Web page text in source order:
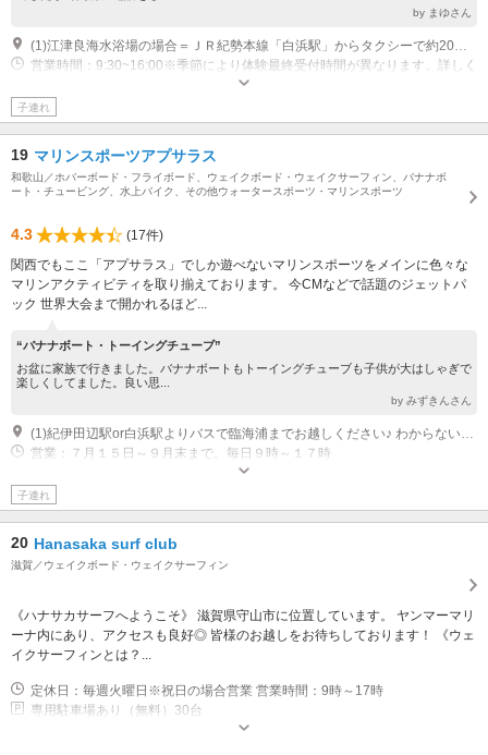
by まゆさん
(1)江津良海水浴場の場合＝ＪＲ紀勢本線「白浜駅」からタクシーで約20分もしくは最寄バス停「江津良」 臨海海水浴場の場合＝白浜駅下車後、バスにて『臨海』下車後徒歩5分 扇ヶ浜の場合＝紀伊田辺駅で下車後タクシーを利用して頂くか、観光センターにて電動アシスト自転車(1日500円、預け金1000円)をご利用下さい。
営業時間：9:30~16:00※季節により体験最終受付時間が異なります。詳しく
近隣駐車場あり（有料）10台
子連れ
19 マリンスポーツアプサラス
和歌山／ホバーボード・フライボード、ウェイクボード・ウェイクサーフィン、バナナボ
ート・チュービング、水上バイク、その他ウォータースポーツ・マリンスポーツ
4.3
(17件)
関西でもここ「アプサラス」でしか遊べないマリンスポーツをメインに色々な
マリンアクティビティを取り揃えております。 今CMなどで話題のジェットパ
ック 世界大会まで開かれるほど...
“バナナボート・トーイングチューブ”
お盆に家族で行きました。バナナボートもトーイングチューブも子供が大はしゃぎで
楽しくしてました。良い思...
by みずきんさん
(1)紀伊田辺駅or白浜駅よりバスで臨海浦までお越しください♪ わからない場合は白良浜までお越しいただければ送迎致します！ その他の場所も相談により送迎可能！
営業：７月１５日～９月末まで。毎日９時～１７時
子連れ
20 Hanasaka surf club
滋賀／ウェイクボード・ウェイクサーフィン
《ハナサカサーフへようこそ》 滋賀県守山市に位置しています。 ヤンマーマリ
ーナ内にあり、アクセスも良好◎ 皆様のお越しをお待ちしております！ 《ウェ
イクサーフィンとは？...
定休日：毎週火曜日※祝日の場合営業 営業時間：9時～17時
専用駐車場あり（無料）30台